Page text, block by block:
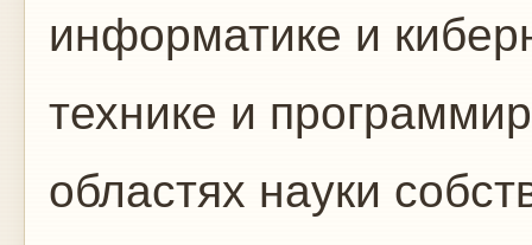
информатике и
технике и
областях науки